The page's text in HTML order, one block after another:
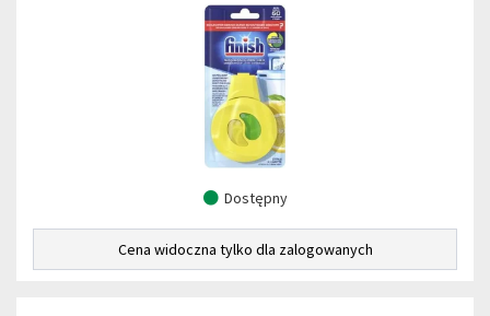
Dostępny
Cena widoczna tylko dla zalogowanych